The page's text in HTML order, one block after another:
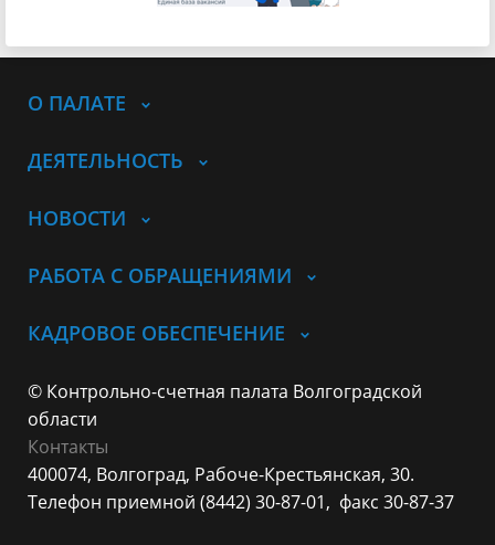
О ПАЛАТЕ
ДЕЯТЕЛЬНОСТЬ
НОВОСТИ
РАБОТА С ОБРАЩЕНИЯМИ
КАДРОВОЕ ОБЕСПЕЧЕНИЕ
© Контрольно-счетная палата Волгоградской
области
Контакты
400074, Волгоград, Рабоче-Крестьянская, 30.
Телефон приемной (8442) 30-87-01, факс 30-87-37